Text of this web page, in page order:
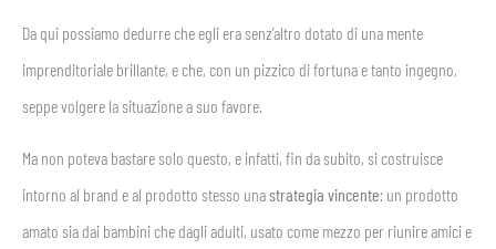
Da qui possiamo dedurre che egli era senz’altro dotato di una mente
imprenditoriale brillante, e che, con un pizzico di fortuna e tanto ingegno,
seppe volgere la situazione a suo favore.
Ma non poteva bastare solo questo, e infatti, fin da subito, si costruisce
intorno al brand e al prodotto stesso unastrategia vincente: un prodotto
amato sia dai bambini che dagli adulti, usato come mezzo per riunire amici e